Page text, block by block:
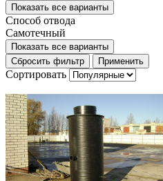
Показать все варианты
Способ отвода
Самотечный
Показать все варианты
Сбросить фильтр
Применить
Сортировать